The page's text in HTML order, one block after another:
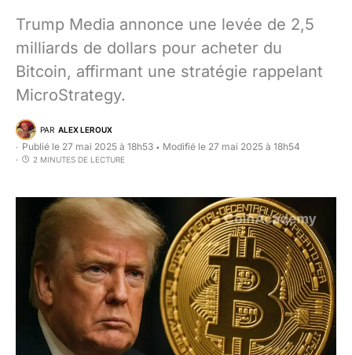
Trump Media annonce une levée de 2,5
milliards de dollars pour acheter du
Bitcoin, affirmant une stratégie rappelant
MicroStrategy.
PAR ALEX LEROUX
Publié le 27 mai 2025 à 18h53 • Modifié le 27 mai 2025 à 18h54
2 MINUTES DE LECTURE